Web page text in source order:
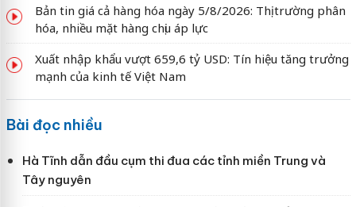
Bản tin giá cả hàng hóa ngày 5/8/2026: Thị trường phân
hóa, nhiều mặt hàng chịu áp lực
Xuất nhập khẩu vượt 659,6 tỷ USD: Tín hiệu tăng trưởng
mạnh của kinh tế Việt Nam
Bài đọc nhiều
Hà Tĩnh dẫn đầu cụm thi đua các tỉnh miền Trung và
Tây nguyên